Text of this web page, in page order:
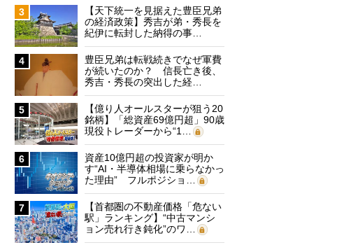
3
【天下統一を見据えた豊臣兄弟
の経済政策】秀吉が弟・秀長を
紀伊に転封した納得の事…
4
豊臣兄弟は転戦続きでなぜ軍費
が続いたのか？ 信長亡き後、
秀吉・秀長の突出した経…
5
【億り人オールスターが狙う20
銘柄】「総資産69億円超」90歳
現役トレーダーから“1…
6
資産10億円超の投資家が明か
す“AI・半導体相場に乗らなかっ
た理由” フルポジショ…
7
【首都圏の不動産価格「危ない
駅」ランキング】“中古マンシ
ョン売れ行き鈍化”のワ…